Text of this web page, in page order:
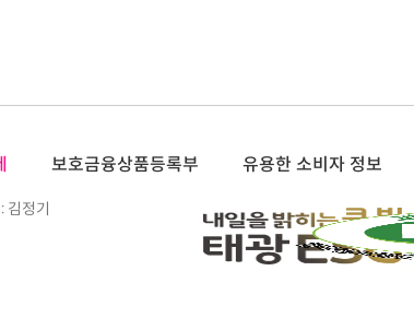
보호금융상품등록부 유용한 소비자 정보
김정기